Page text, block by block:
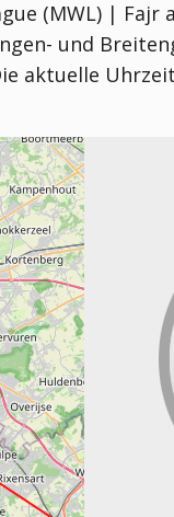
(MWL) | Fajr
und
aktuelle